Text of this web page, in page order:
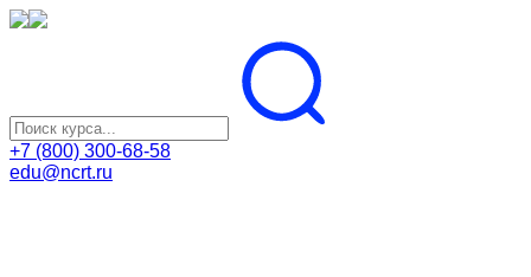
+7 (800) 300-68-58
edu@ncrt.ru